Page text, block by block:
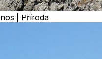
| Příroda